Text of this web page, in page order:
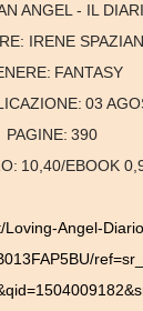
ANGEL - IL
IRENE
FANTASY
03
PAGINE: 390
10,40/EBOOK